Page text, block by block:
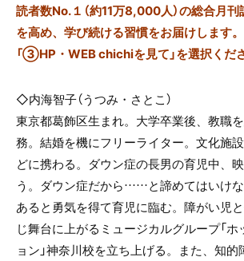
読者数No.１（約11万8,000人）の総合月刊
を高め、学び続ける習慣をお届けします
「③HP・WEB chichiを見て」を選択くだ
◇内海智子（うつみ・さとこ）
東京都葛飾区生まれ。大学卒業後、教職
務。結婚を機にフリーライター。文化施
どに携わる。ダウン症の長男の育児中、映
う。ダウン症だから……と諦めてはいけ
あると勇気を得て育児に臨む。障がい児
じ舞台に上がるミュージカルグループ「
ョン」神奈川校を立ち上げる。また、知